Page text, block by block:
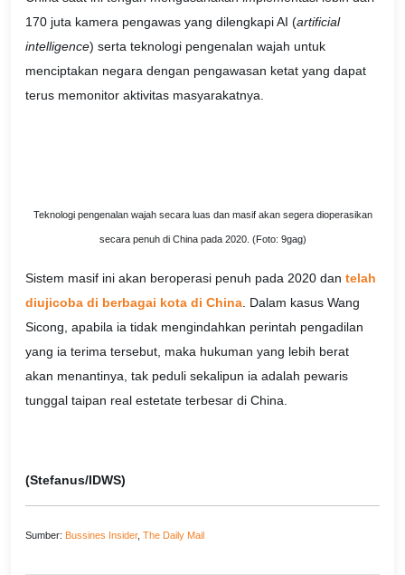
170 juta kamera pengawas yang dilengkapi AI (artificial
intelligence) serta teknologi pengenalan wajah untuk
menciptakan negara dengan pengawasan ketat yang dapat
terus memonitor aktivitas masyarakatnya.
Teknologi pengenalan wajah secara luas dan masif akan segera dioperasikan
secara penuh di China pada 2020. (Foto: 9gag)
Sistem masif ini akan beroperasi penuh pada 2020 dan telah
diujicoba di berbagai kota di China . Dalam kasus Wang
Sicong, apabila ia tidak mengindahkan perintah pengadilan
yang ia terima tersebut, maka hukuman yang lebih berat
akan menantinya, tak peduli sekalipun ia adalah pewaris
tunggal taipan real estetate terbesar di China.
(Stefanus/IDWS)
Sumber: Bussines Insider, The Daily Mail